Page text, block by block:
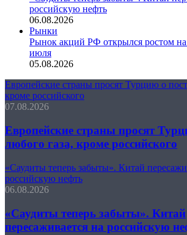
российскую нефть
06.08.2026
Рынки
Рынок акций РФ открылся ростом
июля
05.08.2026
Европейские страны просят Турцию о
кроме российского
07.08.2026
Европейские страны просят
любого газа, кроме российского
«Саудиты теперь забыты». Китай
российскую нефть
06.08.2026
«Саудиты теперь забыты». Китай
пересаживается на российскую